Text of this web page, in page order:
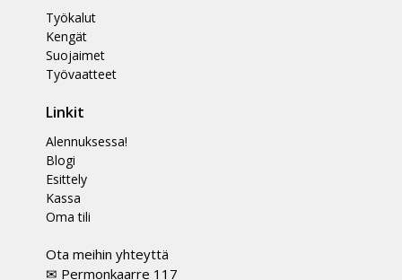
Työkalut
Kengät
Suojaimet
Työvaatteet
Linkit
Alennuksessa!
Blogi
Esittely
Kassa
Oma tili
Ota meihin yhteyttä
✉ Permonkaarre 117